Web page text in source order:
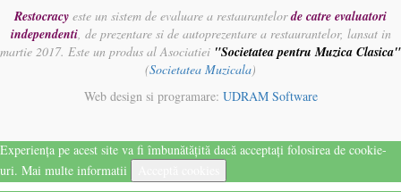
Restocracy este un sistem de evaluare a restaurantelorde catre evaluatori
independenti, de prezentare si de autoprezentare a restaurantelor, lansat in
martie 2017. Este un produs al Asociatiei "Societatea pentru Muzica Clasica"
(Societatea Muzicala)
Web design si programare: UDRAM Software
Experiența pe acest site va fi îmbunătățită dacă acceptați folosirea de cookie-
uri. Mai multe informatii